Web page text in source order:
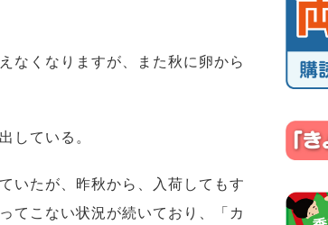
なくなりますが、また秋に卵から
ている。
いたが、昨秋から、入荷してもす
てこない状況が続いており、「カ